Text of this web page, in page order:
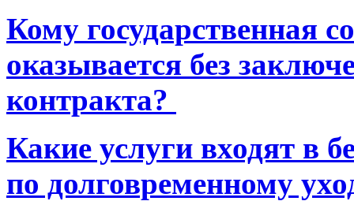
Кому государственная
оказывается без
контракта?
Какие услуги входят в
по долговременному